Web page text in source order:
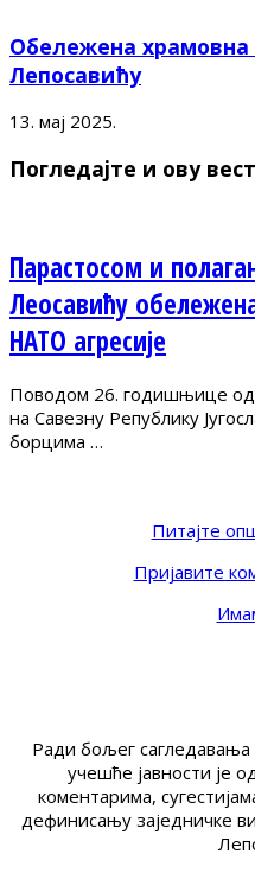
Обележена
Лепосавићу
13. мај 2025.
Погледајте и ову вест
Парастосом и
Леосавићу
НАТО агресије
Поводом 26. годишњице
на Савезну Републику
борцима …
Питајте
Пријавите
Ради бољег сагледавања
учешће јавности је
коментарима,
дефинисању заједничке